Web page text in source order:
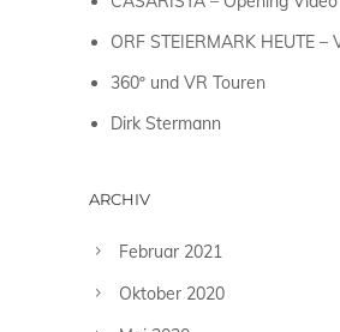
ORF STEIERMARK HEUTE –
360º und VR Touren
Dirk Stermann
ARCHIV
Februar 2021
Oktober 2020